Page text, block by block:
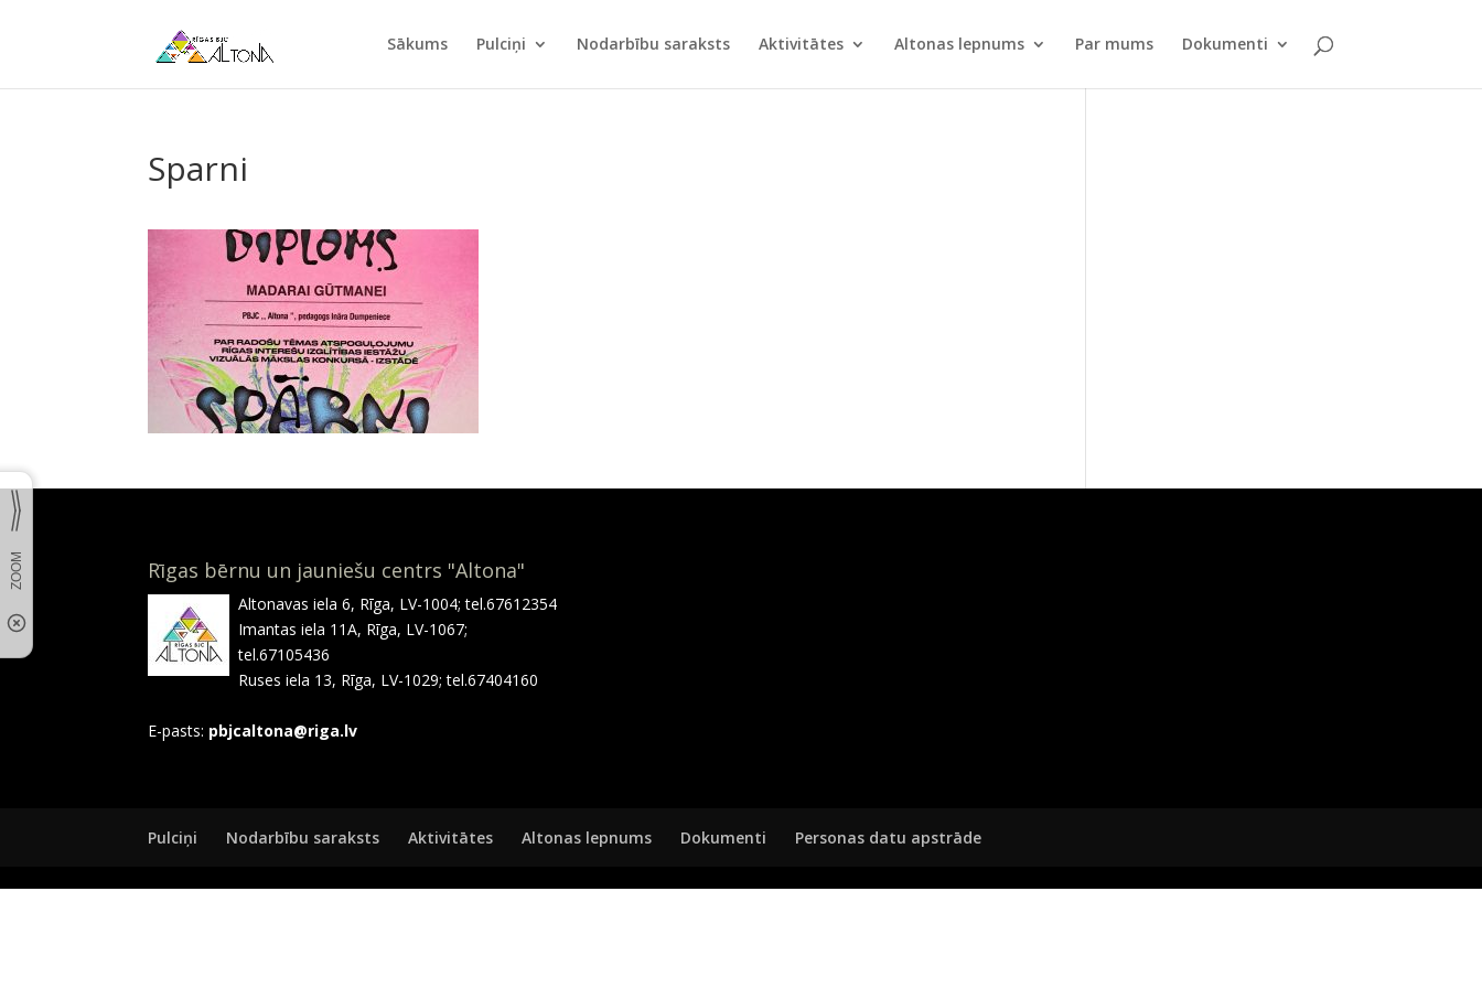
Sākums Pulciņi Nodarbību saraksts Aktivitātes Altonas lepnums Par mums Dokumenti
Sparni
Rīgas bērnu un jauniešu centrs "Altona"
Altonavas iela 6, Rīga, LV-1004; tel.67612354
Imantas iela 11A, Rīga, LV-1067;
tel.67105436
Ruses iela 13, Rīga, LV-1029; tel.67404160
E-pasts: pbjcaltona@riga.lv
Pulciņi Nodarbību saraksts Aktivitātes Altonas lepnums Dokumenti Personas datu apstrāde